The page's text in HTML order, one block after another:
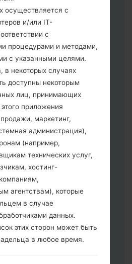
ПК:
и распакуйте файл
1 (Выбрать 1 файл
или 5 (Выбрать 5
здесь) файлов для
Recovery"
Radio"
& Region & Operator"
***: "Country & Region &
осуществляется с
и/или IT-
с
процедурами и методами,
с указанными целями.
в некоторых случаях
доступны некоторым
лиц, принимающих
приложения
маркетинг,
администрация),
(например,
технических услуг,
хостинг-
агентствам), которые
в случае
данных.
этих сторон может быть
в любое время.